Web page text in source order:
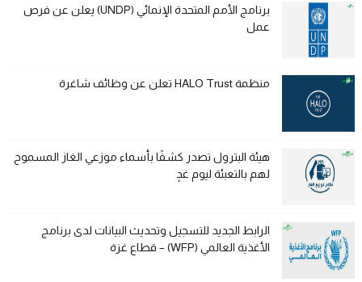
برنامج الأمم المتحدة الإنمائي (UNDP) يعلن عن فرص
عمل
منظمة HALO Trust تعلن عن وظائف شاغرة
هيئة البترول تصدر كشفًا بأسماء موزعي الغاز المسموح
لهم بالتعبئة ليوم غدٍ
الرابط الجديد للتسجيل وتحديث البيانات لدى برنامج
الأغذية العالمي (WFP) – قطاع غزة